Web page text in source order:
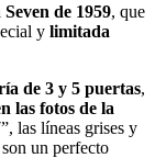
de 1959, que
y limitada
de 3 y 5 puertas,
las fotos de la
las líneas grises y
un perfecto